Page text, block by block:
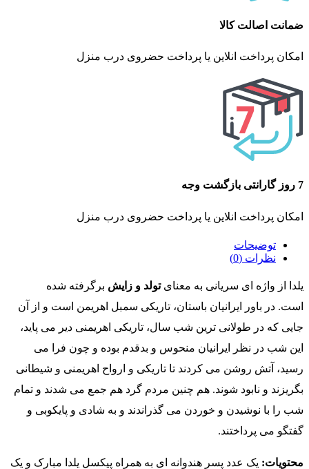
ضمانت اصالت کالا
امکان پرداخت انلاین یا پرداخت حضروی درب منزل
7 روز گارانتی بازگشت وجه
امکان پرداخت انلاین یا پرداخت حضروی درب منزل
توضیحات
نظرات (0)
یلدا از واژه‌ ای سریانی به معنایتولد و زایش برگرفته شده
است. در باور ایرانیان باستان، تاریکی سمبل اهریمن است و از آن
جایی که در طولانی ‌ترین شب سال، تاریکی اهریمنی دیر می ‌پاید،
این شب در نظر ایرانیان منحوس و بدقدم بوده و چون فرا می‌
رسید، آتش روشن می کردند تا تاریکی و ارواح اهریمنی و شیطانی
بگریزند و نابود شوند. هم چنین مردم گرد هم جمع می شدند و تمام
شب را با نوشیدن و خوردن می گذراندند و به شادی و پایکوبی و
گفتگو می پرداختند.
محتویات: یک عدد پسر هندوانه ای به همراه پیکسل یلدا مبارک و یک